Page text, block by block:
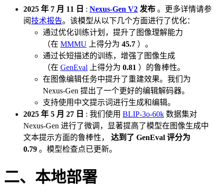
2025 年 7 月 11 日 : Nexus-Gen V2 发布 。更多详情请参
阅技术报告。该模型从以下几个方面进行了优化：
通过优化训练计划，提升了图像理解能力
（在 MMMU 上得分为 45.7 ）。
通过长短描述的训练，增强了图像生成
（在 GenEval 上得分为 0.81 ）的鲁棒性。
在图像编辑任务中提升了重建效果。我们为
Nexus-Gen 提出了一个更好的编辑解码器。
支持使用中文提示词进行生成和编辑。
2025 年 5 月 27 日 : 我们使用 BLIP-3o-60k 数据集对
Nexus-Gen 进行了微调，显著提高了模型在图像生成中
文本提示方面的鲁棒性， 达到了 GenEval 评分为
0.79 。模型检查点已更新。
二、本地部署